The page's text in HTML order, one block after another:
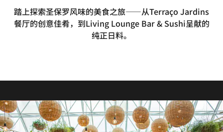
踏上探索圣保罗风味的美食之旅——从Terraço Jardins
餐厅的创意佳肴，到Living Lounge Bar & Sushi呈献的
纯正日料。